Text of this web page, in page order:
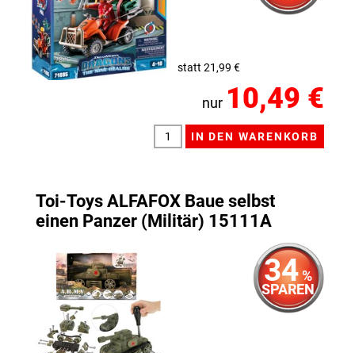
statt 21,99 €
nur 10,49 €
Toi-Toys ALFAFOX Baue selbst
einen Panzer (Militär) 15111A
34%
SPAREN